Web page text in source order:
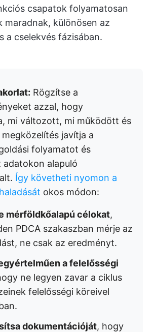
csapatok folyamatosan
maradnak, különösen az
a cselekvés fázisában.
Rögzítse a
azzal, hogy
mi változott, mi működött és
megközelítés javítja a
folyamatot és
alapuló
Így követheti nyomon a
okos módon:
mérföldkőalapú célokat,
PDCA szakaszban mérje az
ne csak az eredményt.
a felelősségi
ne legyen zavar a ciklus
felelősségi köreivel
dokumentációját, hogy